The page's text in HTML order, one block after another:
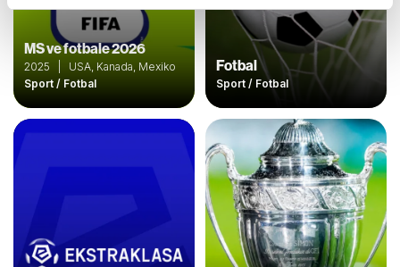
MS ve fotbale 2026
2025 | USA, Kanada, Mexiko
Sport / Fotbal
Fotbal
Sport / Fotbal